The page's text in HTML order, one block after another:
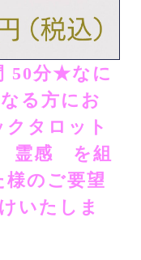
50分★​​​なに
る方にお
タロット
霊感 を組
のご要望
いたしま